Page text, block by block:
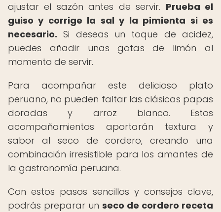
ajustar el sazón antes de servir. Prueba el
guiso y corrige la sal y la pimienta si es
necesario. Si deseas un toque de acidez,
puedes añadir unas gotas de limón al
momento de servir.
Para acompañar este delicioso plato
peruano, no pueden faltar las clásicas papas
doradas y arroz blanco. Estos
acompañamientos aportarán textura y
sabor al seco de cordero, creando una
combinación irresistible para los amantes de
la gastronomía peruana.
Con estos pasos sencillos y consejos clave,
podrás preparar un seco de cordero receta